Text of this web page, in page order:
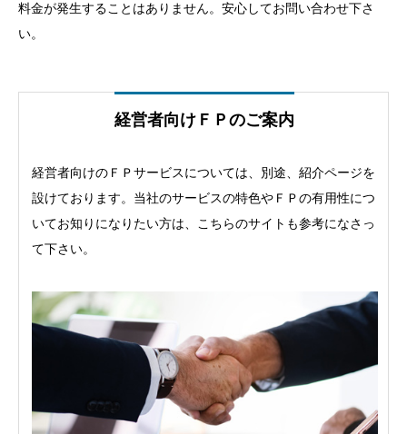
料金が発生することはありません。安心してお問い合わせ下さ
い。
経営者向けＦＰのご案内
経営者向けのＦＰサービスについては、別途、紹介ページを
設けております。当社のサービスの特色やＦＰの有用性につ
いてお知りになりたい方は、こちらのサイトも参考になさっ
て下さい。